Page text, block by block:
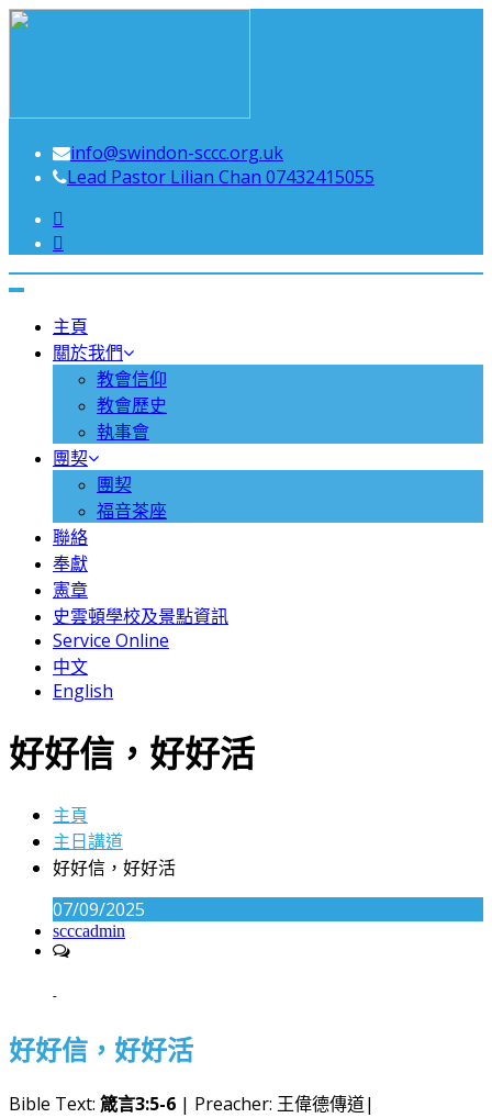
Swindon Chinese Christian Church
info@swindon-sccc.org.uk
Lead Pastor Lilian Chan 07432415055
Toggle
navigation
主頁
關於我們
教會信仰
教會歷史
執事會
團契
團契
福音茶座
聯絡
奉獻
憲章
史雲頓學校及景點資訊
Service Online
中文
English
好好信，好好活
主頁
主日講道
好好信，好好活
07/09/2025
scccadmin
-
好好信，好好活
Bible Text: 箴言3:5-6 | Preacher: 王偉德傳道|